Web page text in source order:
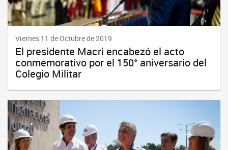
Viernes 11 de Octubre de 2019
El presidente Macri encabezó el acto
conmemorativo por el 150° aniversario del
Colegio Militar